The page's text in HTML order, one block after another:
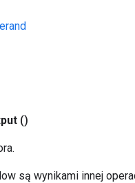
()
są wynikami innej